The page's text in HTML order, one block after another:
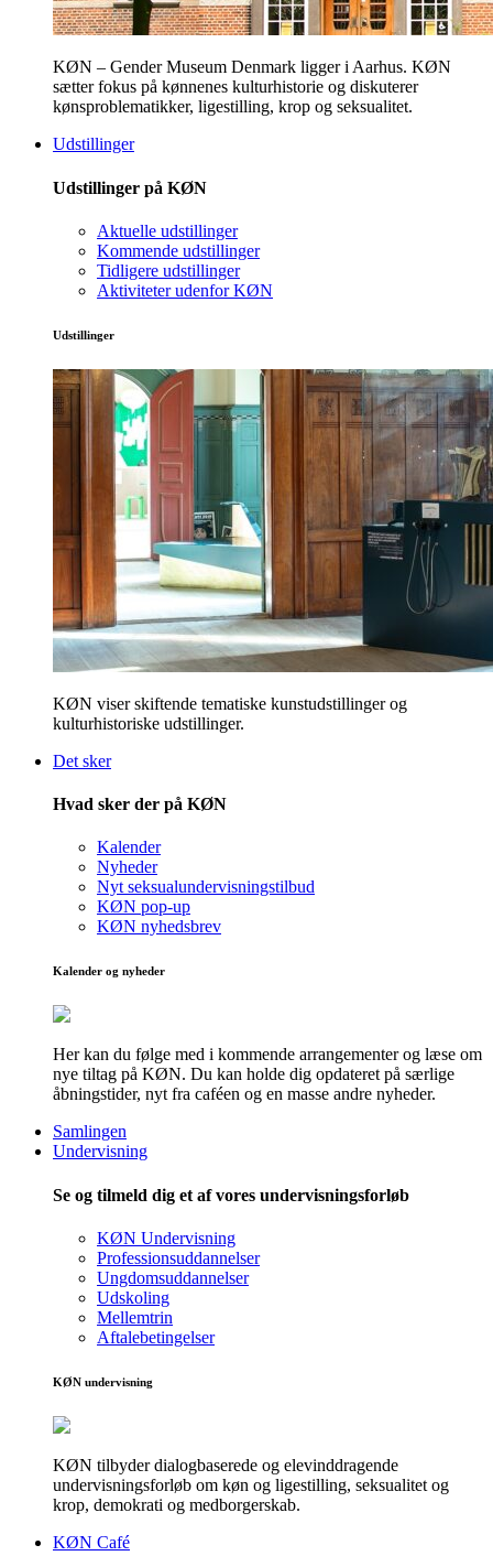
KØN – Gender Museum Denmark ligger i Aarhus. KØN
sætter fokus på kønnenes kulturhistorie og diskuterer
kønsproblematikker, ligestilling, krop og seksualitet.
Udstillinger
Udstillinger på KØN
Aktuelle udstillinger
Kommende udstillinger
Tidligere udstillinger
Aktiviteter udenfor KØN
Udstillinger
KØN viser skiftende tematiske kunstudstillinger og
kulturhistoriske udstillinger.
Det sker
Hvad sker der på KØN
Kalender
Nyheder
Nyt seksualundervisningstilbud
KØN pop-up
KØN nyhedsbrev
Kalender og nyheder
Her kan du følge med i kommende arrangementer og læse om
nye tiltag på KØN. Du kan holde dig opdateret på særlige
åbningstider, nyt fra caféen og en masse andre nyheder.
Samlingen
Undervisning
Se og tilmeld dig et af vores undervisningsforløb
KØN Undervisning
Professionsuddannelser
Ungdomsuddannelser
Udskoling
Mellemtrin
Aftalebetingelser
KØN undervisning
KØN tilbyder dialogbaserede og elevinddragende
undervisningsforløb om køn og ligestilling, seksualitet og
krop, demokrati og medborgerskab.
KØN Café